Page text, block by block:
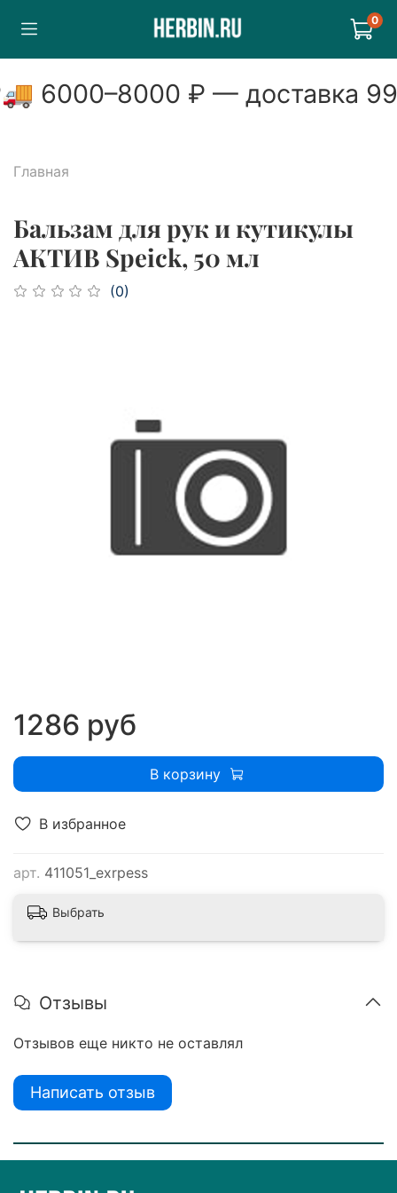
0
6000–8000₽ — доставка
Главная
Бальзам для рук и кутикулы
АКТИВ Speick, 50 мл
(0)
В избранное
арт. 411051_exrpess
1286 руб
В корзину
Выбрать
Отзывы
Отзывов еще никто не оставлял
Написать отзыв